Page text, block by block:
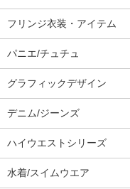
フリンジ衣装・アイテム
パニエ/チュチュ
グラフィックデザイン
デニム/ジーンズ
ハイウエストシリーズ
水着/スイムウエア